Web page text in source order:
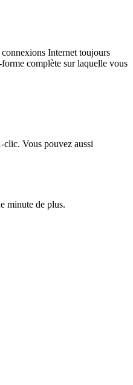
connexions Internet toujours
complète sur laquelle vous
clic. Vous pouvez aussi
minute de plus.